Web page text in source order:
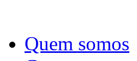
Quem somos